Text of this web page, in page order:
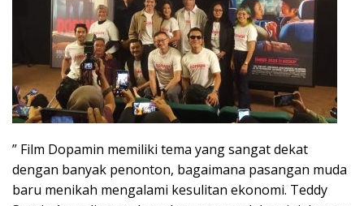
” Film Dopamin memiliki tema yang sangat dekat
dengan banyak penonton, bagaimana pasangan muda
baru menikah mengalami kesulitan ekonomi. Teddy